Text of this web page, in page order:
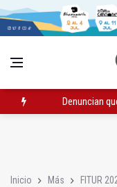
Denuncian
Inicio Más
FITUR